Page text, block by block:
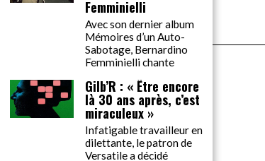
Femminielli
Avec son dernier album
Mémoires d’un Auto-
Sabotage, Bernardino
Femminielli chante
Gilb’R : « Être encore
là 30 ans après, c’est
miraculeux »
Infatigable travailleur en
dilettante, le patron de
Versatile a décidé